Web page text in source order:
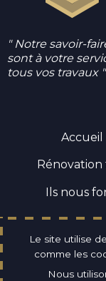
" Notre savoir-
sont à votre
tous vos travaux "
Accueil
Rénovation
Ils nous
12
Le site utilise
comme les
Nous